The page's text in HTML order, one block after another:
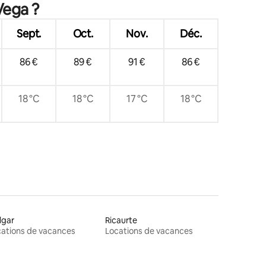
?
Sept. Oct. Nov. Déc.
86 € 89 € 91 € 86 €
18 °C 18 °C 17 °C 18 °C
de vacances
Ricaurte
Locations de vacances